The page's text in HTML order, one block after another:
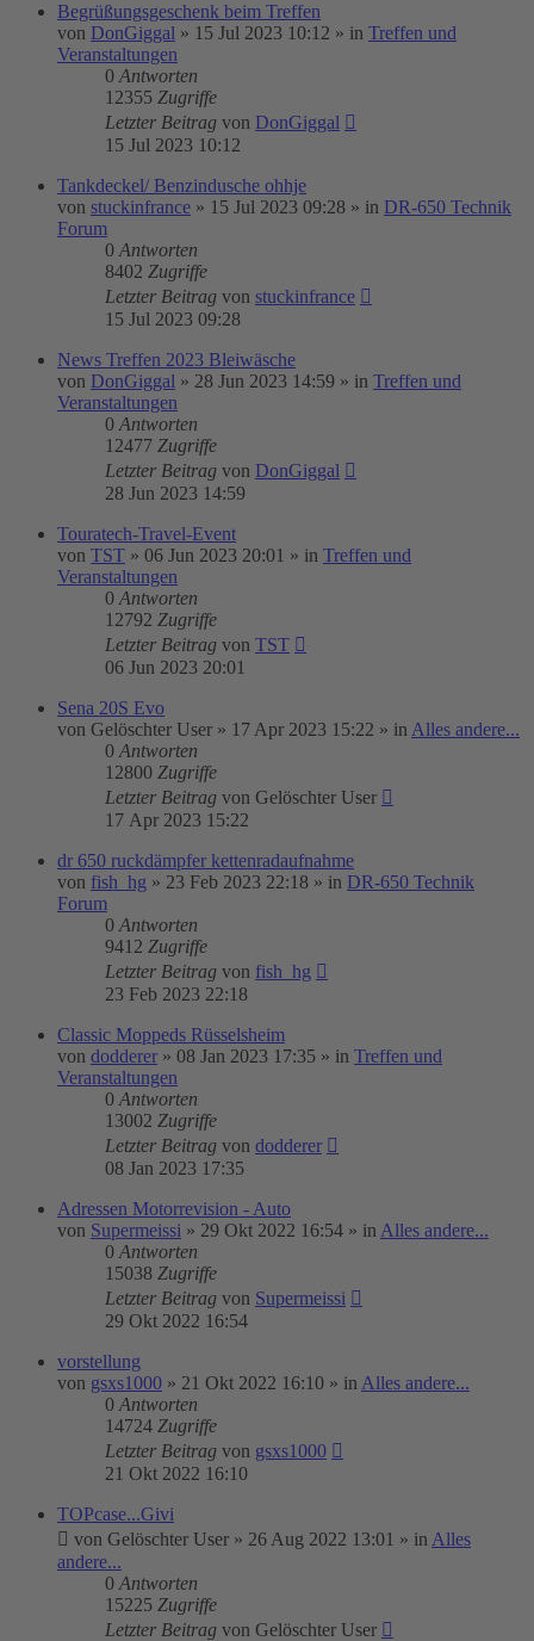
Begrüßungsgeschenk beim Treffen
von DonGiggal » 15 Jul 2023 10:12 » in Treffen und
Veranstaltungen
0 Antworten
12355 Zugriffe
Letzter Beitrag von DonGiggal
15 Jul 2023 10:12
Tankdeckel/ Benzindusche ohhje
von stuckinfrance » 15 Jul 2023 09:28 » in DR-650 Technik
Forum
0 Antworten
8402 Zugriffe
Letzter Beitrag von stuckinfrance
15 Jul 2023 09:28
News Treffen 2023 Bleiwäsche
von DonGiggal » 28 Jun 2023 14:59 » in Treffen und
Veranstaltungen
0 Antworten
12477 Zugriffe
Letzter Beitrag von DonGiggal
28 Jun 2023 14:59
Touratech-Travel-Event
von TST » 06 Jun 2023 20:01 » in Treffen und
Veranstaltungen
0 Antworten
12792 Zugriffe
Letzter Beitrag von TST
06 Jun 2023 20:01
Sena 20S Evo
von Gelöschter User » 17 Apr 2023 15:22 » in Alles andere...
0 Antworten
12800 Zugriffe
Letzter Beitrag von Gelöschter User
17 Apr 2023 15:22
dr 650 ruckdämpfer kettenradaufnahme
von fish_hg » 23 Feb 2023 22:18 » in DR-650 Technik
Forum
0 Antworten
9412 Zugriffe
Letzter Beitrag von fish_hg
23 Feb 2023 22:18
Classic Moppeds Rüsselsheim
von dodderer » 08 Jan 2023 17:35 » in Treffen und
Veranstaltungen
0 Antworten
13002 Zugriffe
Letzter Beitrag von dodderer
08 Jan 2023 17:35
Adressen Motorrevision - Auto
von Supermeissi » 29 Okt 2022 16:54 » in Alles andere...
0 Antworten
15038 Zugriffe
Letzter Beitrag von Supermeissi
29 Okt 2022 16:54
vorstellung
von gsxs1000 » 21 Okt 2022 16:10 » in Alles andere...
0 Antworten
14724 Zugriffe
Letzter Beitrag von gsxs1000
21 Okt 2022 16:10
TOPcase...Givi
von Gelöschter User » 26 Aug 2022 13:01 » in Alles
andere...
0 Antworten
15225 Zugriffe
Letzter Beitrag von Gelöschter User